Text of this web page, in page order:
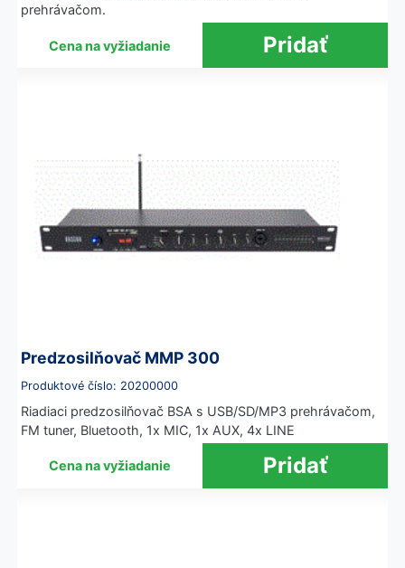
prehrávačom.
Cena na vyžiadanie
Predzosilňovač MMP 300
Produktové číslo: 20200000
Riadiaci predzosilňovač BSA s USB/SD/MP3 prehrávačom,
FM tuner, Bluetooth, 1x MIC, 1x AUX, 4x LINE
Cena na vyžiadanie